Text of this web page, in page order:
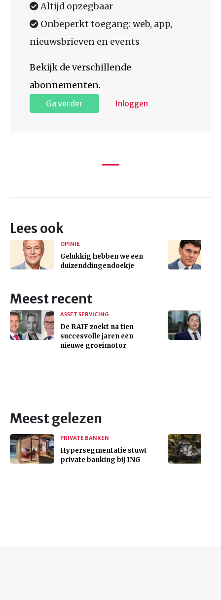
Altijd opzegbaar
Onbeperkt toegang: web, app,
nieuwsbrieven en events
Bekijk de verschillende
abonnementen.
Ga verder Inloggen
Lees ook
OPINIE
Gelukkig hebben we een
duizenddingendoekje
Meest recent
ASSET SERVICING
De RAIF zoekt na tien
succesvolle jaren een
nieuwe groeimotor
Meest gelezen
PRIVATE BANKEN
Hypersegmentatie stuwt
private banking bij ING